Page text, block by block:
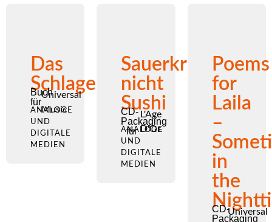
Das
Schlagerbuch
Buch
für
Universal
Music
ANALOGE
UND
DIGITALE
MEDIEN
Sauerkraut
nicht
Sushi
CD-
Packaging
für
L'Age
D'Or
ANALOGE
UND
DIGITALE
MEDIEN
Poems
for
Laila
–
in
the
CD-
Packaging
Universal